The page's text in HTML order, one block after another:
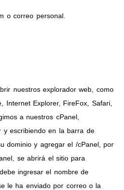
o correo personal.
nuestros explorador web, como
Internet Explorer, FireFox, Safari,
a nuestros cPanel,
y escribiendo en la barra de
dominio y agregar el /cPanel, por
se abrirá el sitio para
ingresar el nombre de
le ha enviado por correo o la